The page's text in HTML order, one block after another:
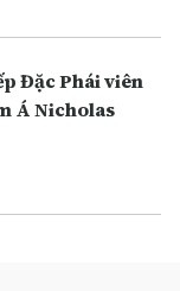
Đặc Phái viên
Á Nicholas